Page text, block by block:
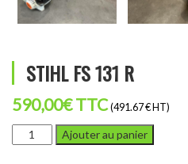
STIHL FS 131 R
590,00€TTC (491.67 € HT)
quantité
de
Ajouter au panier